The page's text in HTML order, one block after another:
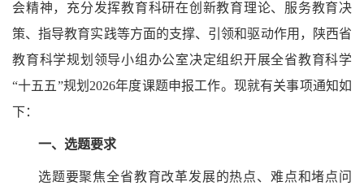
会精神，充分发挥教育科研在创新教育理论、服务教育决
策、指导教育实践等方面的支撑、引领和驱动作用，陕西省
教育科学规划领导小组办公室决定组织开展全省教育科学
“十五五”规划2026年度课题申报工作。现就有关事项通知如
下：
一、 选题要求
选题要聚焦全省教育改革发展的热点、难点和堵点问